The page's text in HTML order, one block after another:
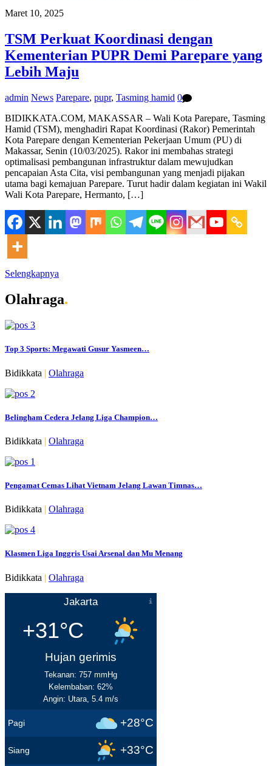
Maret 10, 2025
TSM Perkuat Koordinasi dengan
Kementerian PUPR Demi Parepare yang
Lebih Maju
admin News Parepare, pupr, Tasming hamid 0
BIDIKKATA.COM, MAKASSAR – Wali Kota Parepare, Tasming
Hamid (TSM), menghadiri Rapat Koordinasi (Rakor) Pemerintah
Kota Parepare dengan Kementerian Pekerjaan Umum (PU) di
Makassar, Senin (10/03/2025). Rakor ini membahas strategi
optimalisasi pembangunan infrastruktur dalam mewujudkan
pencapaian Asta Cita, visi pembangunan yang menjadi pijakan
utama bagi kemajuan Parepare. Turut hadir dalam kegiatan ini Wakil
Wali Kota Parepare, Hermanto, […]
Selengkapnya
Olahraga.
Top 3 Sports: Megawati Gusur Yasmeen…
Bidikkata | Olahraga
Belingham Cedera Jelang Liga Champion…
Bidikkata | Olahraga
Pengamat Cemas Lihat Vietnam Jelang Lawan Timnas…
Bidikkata | Olahraga
Klasmen Liga Inggris Usai Arsenal dan Mu Menang
Bidikkata | Olahraga
Jakarta
+31°C
Hujan gerimis
Tekanan: 757 mmHg
Kelembaban: 62%
Angin: Utara, 5.4 m/s
Pagi +28°C
Siang +33°C